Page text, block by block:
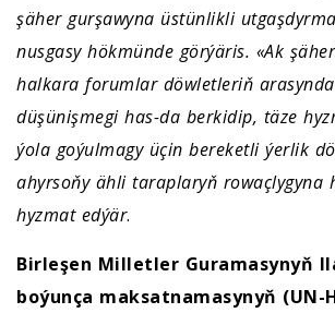
şäher gurşawyna üstünlikli
nusgasy hökmünde görýäris. «Ak
halkara forumlar döwletleriň
düşünişmegi has-da berkidip, täze
ýola goýulmagy üçin bereketli ýerlik
ahyrsoňy ähli taraplaryň rowaçlygyna
hyzmat edýär.
Birleşen Milletler Guramasynyň
boýunça maksatnamasynyň